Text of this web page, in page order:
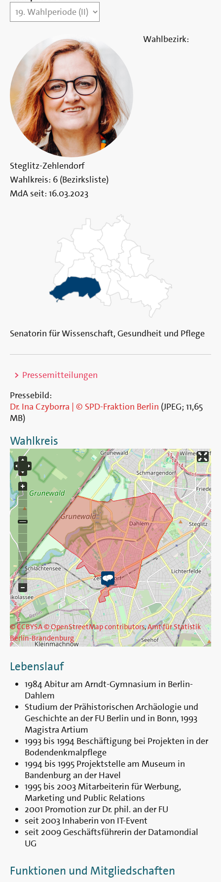
Wahlbezirk:
Steglitz-Zehlendorf
Wahlkreis: 6 (Bezirksliste)
MdA seit: 16.03.2023
Senatorin für Wissenschaft, Gesundheit und Pflege
>
Pressemitteilungen
Pressebild:
Dr. Ina Czyborra | © SPD-Fraktion Berlin (JPEG; 11,65
MB)
Wahlkreis
© CCBYSA© OpenStreetMap contributors,Amt für Statistik
Berlin-Brandenburg
Lebenslauf
1984 Abitur am Arndt-Gymnasium in Berlin-
Dahlem
Studium der Prähistorischen Archäologie und
Geschichte an der FU Berlin und in Bonn, 1993
Magistra Artium
1993 bis 1994 Beschäftigung bei Projekten in der
Bodendenkmalpflege
1994 bis 1995 Projektstelle am Museum in
Bandenburg an der Havel
1995 bis 2003 Mitarbeiterin für Werbung,
Marketing und Public Relations
2001 Promotion zur Dr. phil. an der FU
seit 2003 Inhaberin von IT-Event
seit 2009 Geschäftsführerin der Datamondial
UG
Funktionen und Mitgliedschaften